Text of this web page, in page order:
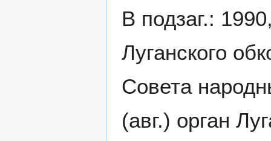
В подзаг.:
Луганского
Совета
(авг.) орган